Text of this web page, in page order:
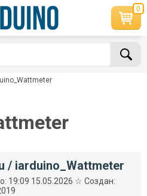
0
/ iarduino_Wattmeter
19:09 15.05.2026 ☆ Создан:
×
товара
Менеджер